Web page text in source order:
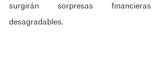
surgirán sorpresas financieras
desagradables.